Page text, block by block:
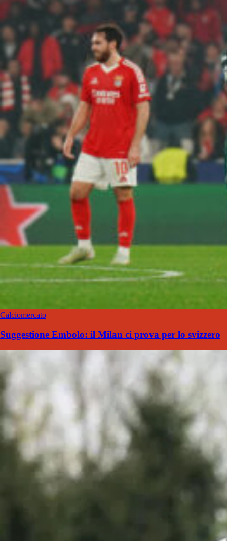
Calciomercato
Suggestione Embolo: il Milan ci prova per lo svizzero